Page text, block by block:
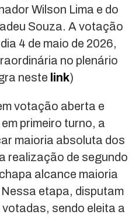
Wilson Lima e do
Souza. A votação
4 de maio de 2026,
no plenário
neste link)
votação aberta e
primeiro turno, a
maioria absoluta dos
realização de segundo
alcance maioria
etapa, disputam
sendo eleita a